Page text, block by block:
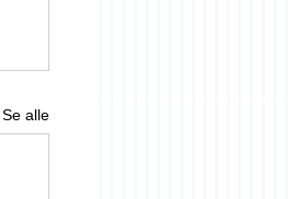
Se alle